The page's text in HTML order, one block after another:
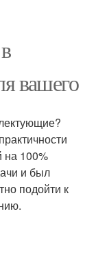
вашего
на 100%
и был
подойти к